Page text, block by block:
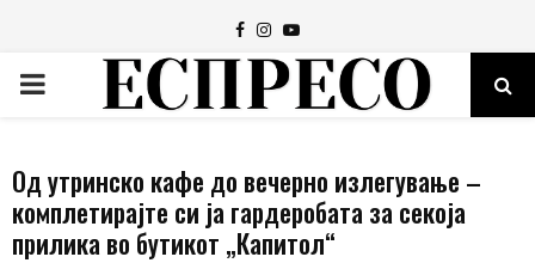
Facebook
Instagram
Youtube
PRIMARY
Од утринско кафе до вечерно излегување –
комплетирајте си ја гардеробата за секоја
прилика во бутикот „Капитол“